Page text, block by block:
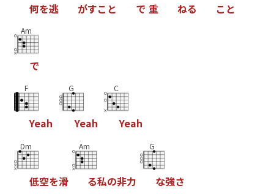
何を逃 がすこ と で 重 ねる こ と
Am
で
F
Yeah
G
Yeah
C
Yeah
Dm
低空を滑
Am
る私の非力
G
な強さ